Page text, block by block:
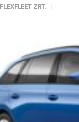
FLEXFLEET ZRT.